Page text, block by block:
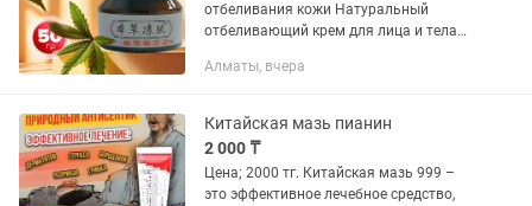
отбеливания кожи Натуральный
отбеливающий крем для лица и тела
борьбы с пигментными пятнами и
для...
Алматы, вчера
Китайская мазь пианин
2 000 ₸
Цена; 2000 тг. Китайская мазь 999 –
это эффективное лечебное средство,